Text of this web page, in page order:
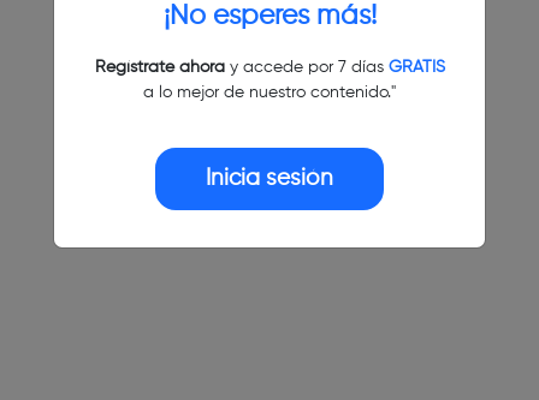
¡No esperes más!
Regístrate ahoray accede por 7 días GRATIS
a lo mejor de nuestro contenido."
Inicia sesión